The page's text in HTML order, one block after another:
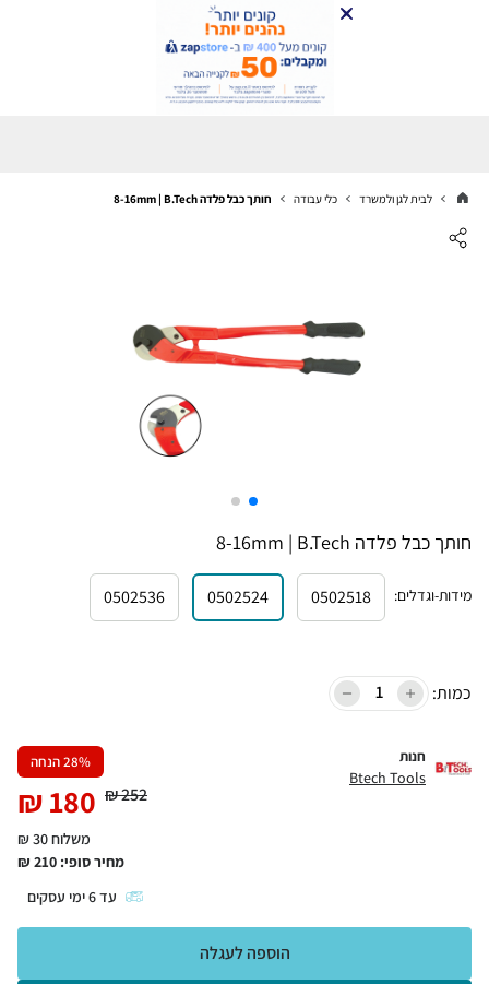
לבית לגן ולמשרד כלי עבודה חותך כבל פלדה 8-16mm | B.Tech
חותך כבל פלדה 8-16mm | B.Tech
מידות-וגדלים:
0502518
0502524
0502536
כמות:
חנות
Btech Tools
28% הנחה
252
₪
180
₪
משלוח 30 ₪
מחיר סופי: 210
₪
עד6ימי עסקים
הוספה לעגלה